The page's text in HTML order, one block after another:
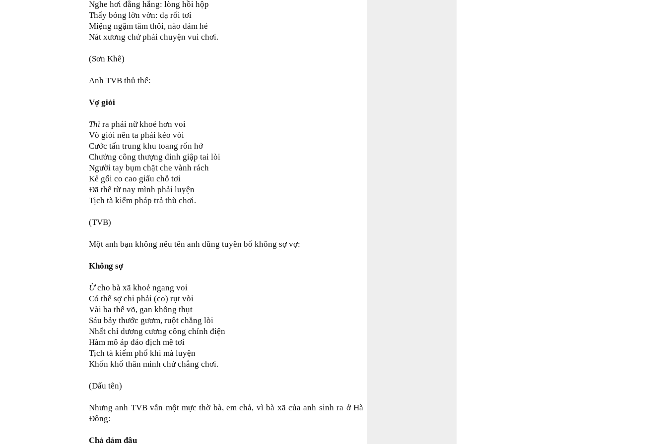
Nghe hơi đằng hắng: lòng hồi hộp
Thấy bóng lờn vờn: dạ rối tơi
Miệng ngậm tăm thôi, nào dám hé
Nát xương chứ phải chuyện vui chơi.
(Sơn Khê)
Anh TVB thủ thế:
Vợ giỏi
Thì ra phái nữ khoẻ hơn voi
Võ giỏi nên ta phải kéo vòi
Cước tấn trung khu toang rốn hở
Chưởng công thượng đỉnh giập tai lòi
Người tay bụm chặt che vành rách
Kẻ gối co cao giấu chỗ tơi
Ðã thế từ nay mình phải luyện
Tịch tà kiếm pháp trả thù chơi.
(TVB)
Một anh bạn không nêu tên anh dũng tuyên bố không sợ vợ:
Không sợ
Ừcho bà xã khoẻ ngang voi
Có thế sợ chi phải (co) rụt vòi
Vài ba thế võ, gan không thụt
Sáu bảy thước gươm, ruột chẳng lòi
Nhất chỉ dương cương công chính điện
Hàm mô áp đảo địch mê tơi
Tịch tà kiếm phổ khi mà luyện
Khốn khổ thân mình chứ chẳng chơi.
(Dấu tên)
Nhưng anh TVB vẫn một mực thờ bà, em chả, vì bà xã của anh sinh ra ở Hà
Ðông:
Chả dám đâu